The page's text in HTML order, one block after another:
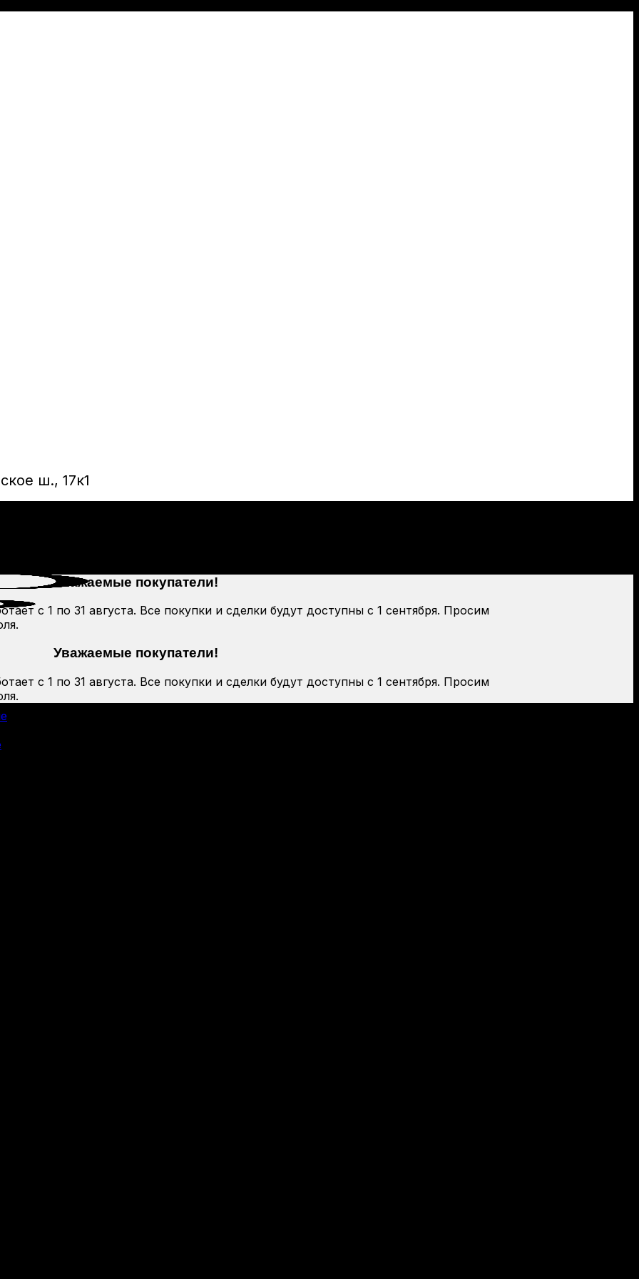
ш., 17к1
Уважаемые покупатели!
с 1 по 31 августа. Все покупки и сделки будут доступны с 1 сентября. Просим
Уважаемые покупатели!
с 1 по 31 августа. Все покупки и сделки будут доступны с 1 сентября. Просим